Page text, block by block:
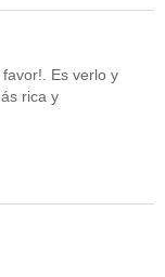
Es verlo y
rica y